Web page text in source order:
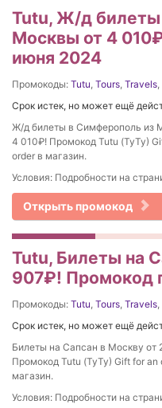
Tutu, Ж/д
Москвы от 4
июня 2024
Промокоды: Tutu Tours Travels
Срок истек, но может ещё
Ж/д билеты в Симферополь из
4 010₽! Промокод Tutu (ТуТу)
order в магазин.
Условия: Подробности на
Открыть промокод
Tutu, Билеты на
907₽! Промокод
Промокоды: Tutu Tours Travels
Срок истек, но может ещё
Билеты на Сапсан в Москву от
Промокод Tutu (ТуТу) Gift for an
магазин.
Условия: Подробности на